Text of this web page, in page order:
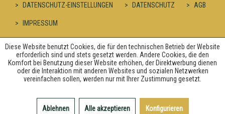
DATENSCHUTZ-EINSTELLUNGEN DATENSCHUTZ AGB
IMPRESSUM
Diese Website benutzt Cookies, die für den technischen Betrieb der Website
erforderlich sind und stets gesetzt werden. Andere Cookies, die den
Komfort bei Benutzung dieser Website erhöhen, der Direktwerbung dienen
oder die Interaktion mit anderen Websites und sozialen Netzwerken
vereinfachen sollen, werden nur mit Ihrer Zustimmung gesetzt.
Ablehnen Alle akzeptieren Konfigurieren